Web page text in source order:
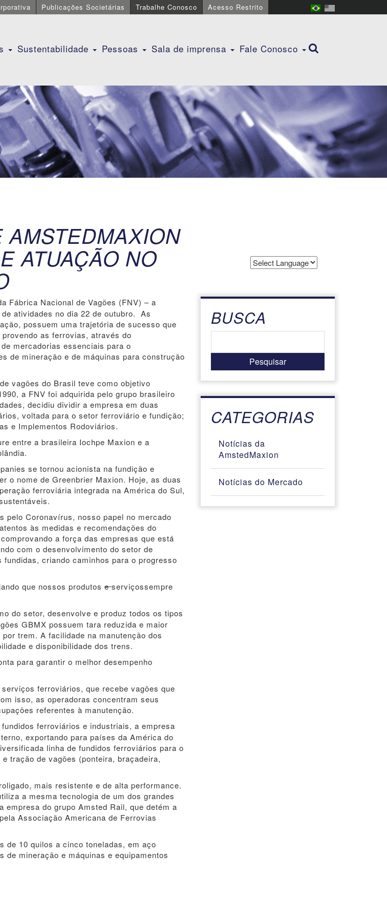
Publicações Societárias Trabalhe Conosco Acesso Restrito
Sustentabilidade Pessoas Sala de imprensa Fale Conosco
ATUAÇÃO NO
Fábrica Nacional de Vagões (FNV) – a
atividades no dia 22 de outubro. As
possuem uma trajetória de sucesso que
as ferrovias, através do
mercadorias essenciais para o
de mineração e de máquinas para construção
vagões do Brasil teve como objetivo
a FNV foi adquirida pelo grupo brasileiro
decidiu dividir a empresa em duas
voltada para o setor ferroviário e fundição;
e Implementos Rodoviários.
entre a brasileira Iochpe Maxion e a
se tornou acionista na fundição e
o nome de Greenbrier Maxion. Hoje, as duas
ferroviária integrada na América do Sul,
pelo Coronavírus, nosso papel no mercado
às medidas e recomendações do
a força das empresas que está
com o desenvolvimento do setor de
criando caminhos para o progresso
que nossos produtos eserviçossempre
do setor, desenvolve e produz todos os tipos
GBMX possuem tara reduzida e maior
trem. A facilidade na manutenção dos
e disponibilidade dos trens.
para garantir o melhor desempenho
ferroviários, que recebe vagões que
isso, as operadoras concentram seus
referentes à manutenção.
ferroviários e industriais, a empresa
exportando para países da América do
linha de fundidos ferroviários para o
tração de vagões (ponteira, braçadeira,
mais resistente e de alta performance.
a mesma tecnologia de um dos grandes
empresa do grupo Amsted Rail, que detém a
Associação Americana de Ferrovias
de 10 quilos a cinco toneladas, em aço
de mineração e máquinas e equipamentos
BUSCA
CATEGORIAS
Notícias da
AmstedMaxion
Notícias do Mercado